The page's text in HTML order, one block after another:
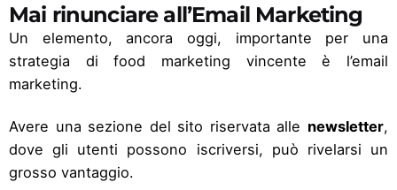
Mai rinunciare all’Email Marketing
Un elemento, ancora oggi, importante per una
strategia di food marketing vincente è l’email
marketing.
Avere una sezione del sito riservata alle newsletter,
dove gli utenti possono iscriversi, può rivelarsi un
grosso vantaggio.